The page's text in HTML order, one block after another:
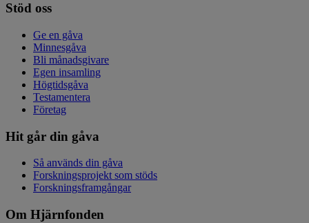
Stöd oss
Ge en gåva
Minnesgåva
Bli månadsgivare
Egen insamling
Högtidsgåva
Testamentera
Företag
Hit går din gåva
Så används din gåva
Forskningsprojekt som stöds
Forskningsframgångar
Om Hjärnfonden